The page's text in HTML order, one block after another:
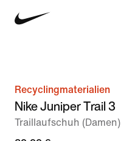
Recyclingmaterialien
Nike Juniper Trail 3
Traillaufschuh (Damen)